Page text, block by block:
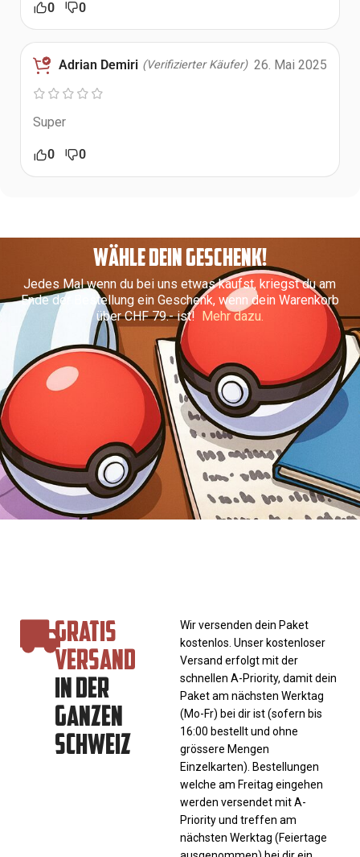
0 0
Adrian Demiri (Verifizierter Käufer) 26. Mai 2025
Super
0 0
WÄHLE DEIN GESCHENK!
Jedes Mal wenn du bei uns etwas kaufst, kriegst du am
Ende der Bestellung ein Geschenk, wenn dein Warenkorb
über CHF 79.- ist! Mehr dazu.
GRATIS
VERSAND
IN DER
GANZEN
SCHWEIZ
Wir versenden dein Paket
kostenlos. Unser kostenloser
Versand erfolgt mit der
schnellen A-Priority, damit dein
Paket am nächsten Werktag
(Mo-Fr) bei dir ist (sofern bis
16:00 bestellt und ohne
grössere Mengen
Einzelkarten). Bestellungen
welche am Freitag eingehen
werden versendet mit A-
Priority und treffen am
nächsten Werktag (Feiertage